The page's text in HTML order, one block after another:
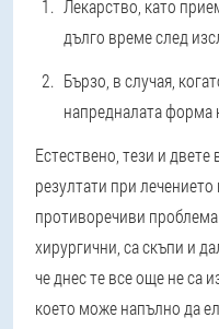
Лекарство, като
дълго време след
Бързо, в случая,
напредналата форма
Естествено, тези и
резултати при
противоречиви
хирургични, са скъпи и
че днес те все още не са
което може напълно да